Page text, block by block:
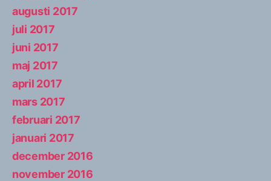
augusti 2017
juli 2017
juni 2017
maj 2017
april 2017
mars 2017
februari 2017
januari 2017
december 2016
november 2016